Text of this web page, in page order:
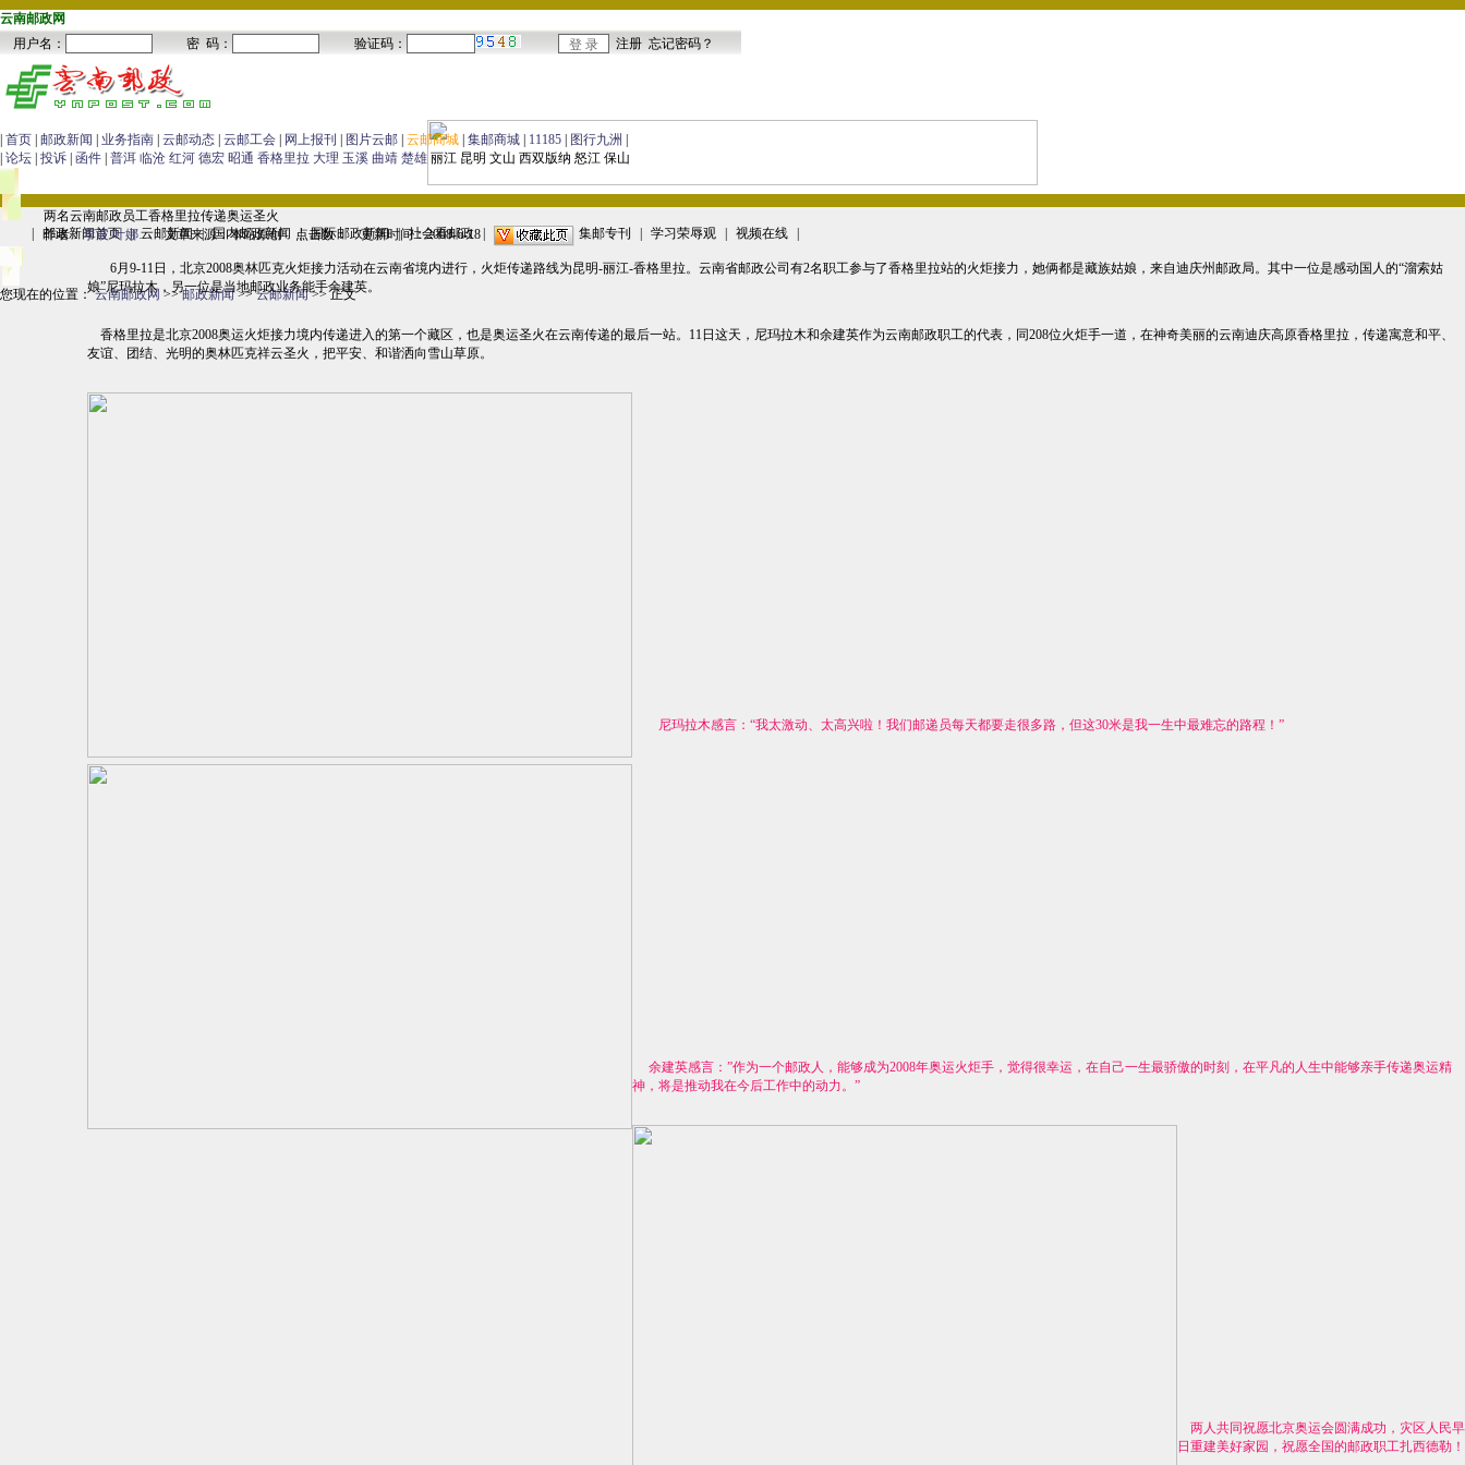
云南邮政网
首页 邮政新闻 业务指南 云邮动态 云邮工会 网上报刊 图片云邮 云邮商城 集邮商城 11185 图行九洲
论坛 投诉 函件 普洱 临沧 红河 德宏 昭通 香格里拉 大理 玉溪 曲靖 楚雄 丽江 昆明 文山 西双版纳 怒江 保山
邮政新闻首页 | 云邮新闻 | 国内邮政新闻 | 国际邮政新闻 | 社会看邮政 云南邮政报 | 集邮专刊 学习荣辱观 视频在线
您现在的位置：云南邮政网 >>邮政新闻>>云邮新闻>> 正文
两名云南邮政员工香格里拉传递奥运圣火
作者：李波 叶娜…文章来源：本站原创 点击数：更新时间：2008-6-18
6月9-11日，北京2008奥林匹克火炬接力活动在云南省境内进行，火炬传递路线为昆明-丽江-香格里拉。云南省邮政公司有2名职工参与了香格里拉站的火炬接力，她俩都是藏族姑娘，来自迪庆州邮政局。其中一位是感动国人的“溜索姑
娘”尼玛拉木，另一位是当地邮政业务能手余建英。
香格里拉是北京2008奥运火炬接力境内传递进入的第一个藏区，也是奥运圣火在云南传递的最后一站。11日这天，尼玛拉木和余建英作为云南邮政职工的代表，同208位火炬手一道，在神奇美丽的云南迪庆高原香格里拉，传递寓意和平、
友谊、团结、光明的奥林匹克祥云圣火，把平安、和谐洒向雪山草原。
尼玛拉木感言：“我太激动、太高兴啦！我们邮递员每天都要走很多路，但这30米是我一生中最难忘的路程！”
余建英感言：”作为一个邮政人，能够成为2008年奥运火炬手，觉得很幸运，在自己一生最骄傲的时刻，在平凡的人生中能够亲手传递奥运精
神，将是推动我在今后工作中的动力。”
两人共同祝愿北京奥运会圆满成功，灾区人民早
日重建美好家园，祝愿全国的邮政职工扎西德勒！